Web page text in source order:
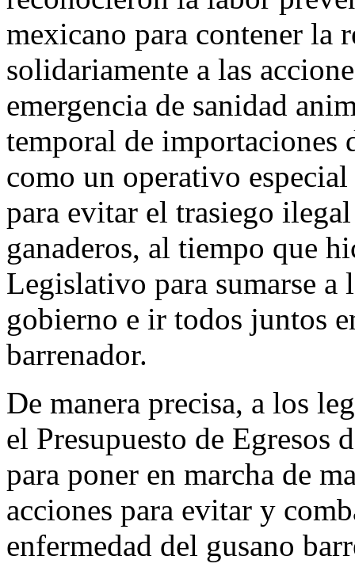
mexicano para contener la
solidariamente a las
emergencia de sanidad
temporal de importaciones
como un operativo
para evitar el trasiego
ganaderos, al tiempo que
Legislativo para sumarse a
gobierno e ir todos juntos
barrenador.
De manera precisa, a los
el Presupuesto de Egresos
para poner en marcha de
acciones para evitar y
enfermedad del gusano